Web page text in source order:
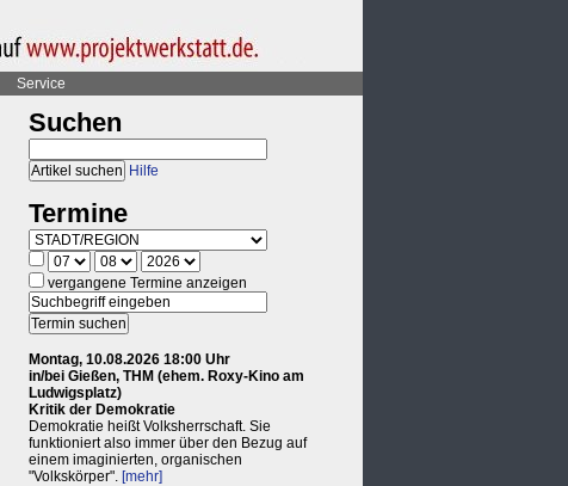
Service
Suchen
Hilfe
Termine
vergangene Termine anzeigen
Montag, 10.08.2026 18:00 Uhr
in/bei Gießen, THM (ehem. Roxy-Kino am
Ludwigsplatz)
Kritik der Demokratie
Demokratie heißt Volksherrschaft. Sie
funktioniert also immer über den Bezug auf
einem imaginierten, organischen
"Volkskörper". [mehr]